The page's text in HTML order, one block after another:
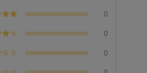
0
0
0